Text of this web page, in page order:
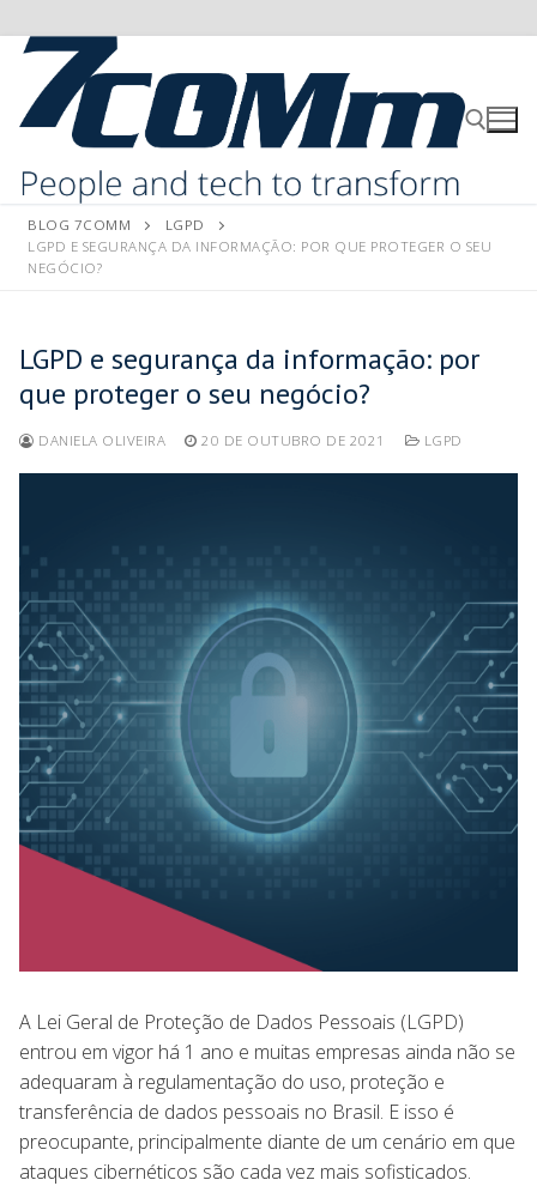
BLOG 7COMM
LGPD
LGPD E SEGURANÇA DA INFORMAÇÃO: POR QUE PROTEGER O SEU
NEGÓCIO?
LGPD e segurança da informação: por
que proteger o seu negócio?
DANIELA OLIVEIRA 20 DE OUTUBRO DE 2021 LGPD
A Lei Geral de Proteção de Dados Pessoais (LGPD)
entrou em vigor há 1 ano e muitas empresas ainda não se
adequaram à regulamentação do uso, proteção e
transferência de dados pessoais no Brasil. E isso é
preocupante, principalmente diante de um cenário em que
ataques cibernéticos são cada vez mais sofisticados.